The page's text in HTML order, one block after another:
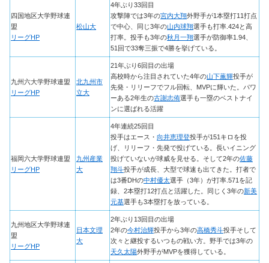
四国地区大学野球連
盟
リーグHP
松山大
4年ぶり33回目
攻撃陣では3年の宮内大翔外野手が1本塁打11打点
で中心、同じ3年の山内球翔選手も打率.424と高
打率。投手も3年の秋月一翔選手が防御率1.94、
51回で33奪三振で4勝を挙げている。
九州六大学野球連盟
リーグHP
北九州市
立大
21年ぶり6回目の出場
高校時から注目されていた4年の山下薫輝投手が
先発・リリーフでフル回転、MVPに輝いた。パワ
ーある2年生の古謝志侑選手も一塁のベストナイ
ンに選ばれる活躍
福岡六大学野球連盟
リーグHP
九州産業
大
4年連続25回目
投手はエース・ 向井恵理登投手が151キロを投
げ、リリーフ・先発で投げている。長いイニング
投げていないが球威を見せる。そして2年の佐藤
翔斗投手が成長、大型で球速も出てきた。打者で
は3番DHの中村優太選手（3年）が打率.571を記
録、2本塁打12打点と活躍した。同じく3年の新美
元基選手も3本塁打を放っている。
九州地区大学野球連
盟
リーグHP
日本文理
大
2年ぶり13回目の出場
2年の今村治輝投手から3年の高橋秀斗投手そして
次々と継投するいつもの戦い方。野手では3年の
天久太陽外野手がMVPを獲得している。